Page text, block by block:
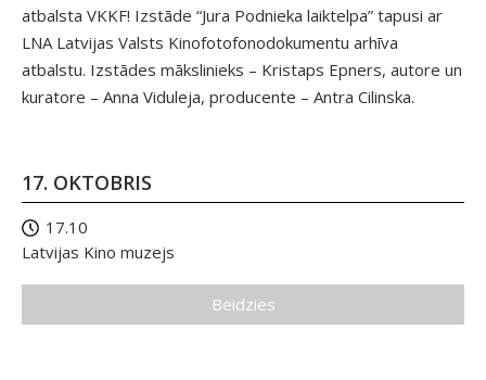
atbalsta VKKF! Izstāde “Jura Podnieka laiktelpa” tapusi ar
LNA Latvijas Valsts Kinofotofonodokumentu arhīva
atbalstu. Izstādes mākslinieks – Kristaps Epners, autore un
kuratore – Anna Viduleja, producente – Antra Cilinska.
17. OKTOBRIS
17.10
Latvijas Kino muzejs
Beidzies